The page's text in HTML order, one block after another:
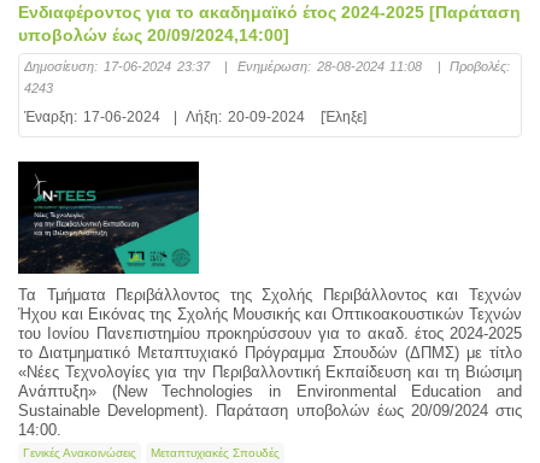
Ενδιαφέροντος για το ακαδημαϊκό έτος 2024-2025 [Παράταση
υποβολών έως 20/09/2024,14:00]
Δημοσίευση: 17-06-2024 23:37 | Ενημέρωση: 28-08-2024 11:08 |
Προβολές:
4243
Έναρξη: 17-06-2024 | Λήξη: 20-09-2024 [Έληξε]
Τα Τμήματα Περιβάλλοντος της Σχολής Περιβάλλοντος και Τεχνών
Ήχου και Εικόνας της Σχολής Μουσικής και Οπτικοακουστικών Τεχνών
του Ιονίου Πανεπιστημίου προκηρύσσουν για το ακαδ. έτος 2024-2025
το Διατμηματικό Μεταπτυχιακό Πρόγραμμα Σπουδών (ΔΠΜΣ) με τίτλο
«Νέες Τεχνολογίες για την Περιβαλλοντική Εκπαίδευση και τη Βιώσιμη
Ανάπτυξη» (New Technologies in Environmental Education and
Sustainable Development). Παράταση υποβολών έως 20/09/2024 στις
14:00.
Γενικές Ανακοινώσεις Μεταπτυχιακές Σπουδές